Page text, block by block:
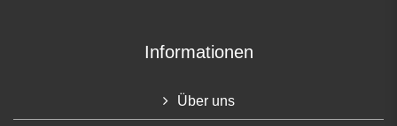
Informationen
Über uns